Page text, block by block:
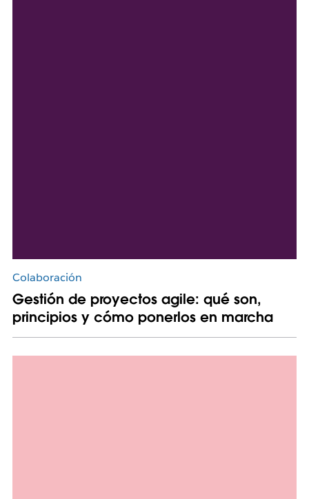
Colaboración
Gestión de proyectos agile: qué son,
principios y cómo ponerlos en marcha